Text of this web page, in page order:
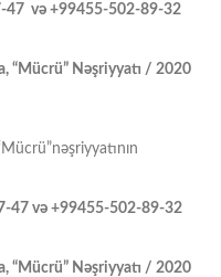
47 və +99455-502-89-32
“Mücrü” Nəşriyyatı / 2020
47 və +99455-502-89-32
“Mücrü” Nəşriyyatı / 2020